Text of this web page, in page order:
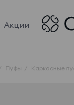
Акции
Пуфы Каркасные